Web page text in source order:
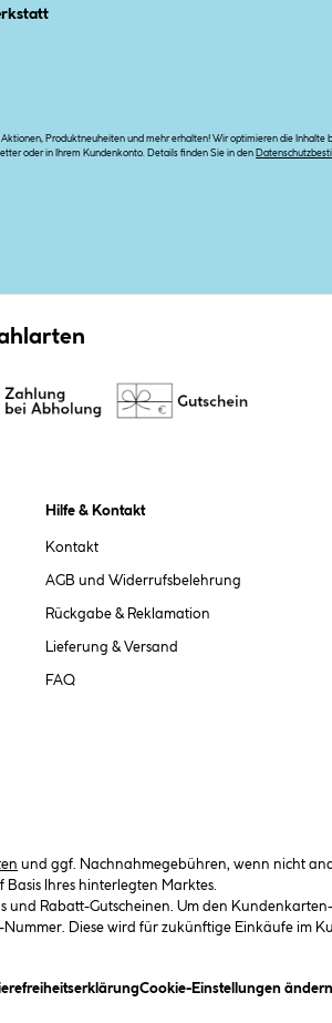
Produktneuheiten und mehr erhalten! Wir optimieren die
oder in Ihrem Kundenkonto. Details finden Sie in den
Hilfe & Kontakt
Kontakt
AGB und Widerrufsbelehrung
Rückgabe & Reklamation
Lieferung & Versand
FAQ
und ggf. Nachnahmegebühren, wenn nicht
Basis Ihres hinterlegten Marktes.
Rabatt-Gutscheinen. Um den
Diese wird für zukünftige Einkäufe im
ein Dialogfeld) (öffnet ein Dialogfeld)
Cookie-Einstellungen ändern